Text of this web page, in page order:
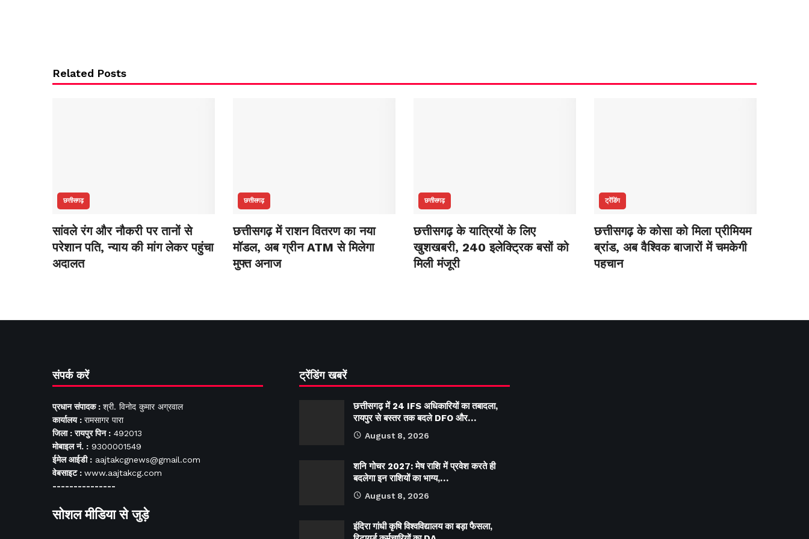
Related Posts
छत्तीसगढ़
सांवले रंग और नौकरी पर तानों से
परेशान पति, न्याय की मांग लेकर पहुंचा
अदालत
छत्तीसगढ़
छत्तीसगढ़ में राशन वितरण का नया
मॉडल, अब ग्रीन ATM से मिलेगा
मुफ्त अनाज
छत्तीसगढ़
छत्तीसगढ़ के यात्रियों के लिए
खुशखबरी, 240 इलेक्ट्रिक बसों को
मिली मंजूरी
ट्रेंडिंग
छत्तीसगढ़ के कोसा को मिला प्रीमियम
ब्रांड, अब वैश्विक बाजारों में चमकेगी
पहचान
संपर्क करें
प्रधान संपादक : श्री. विनोद कुमार अग्रवाल
कार्यालय : रामसागर पारा
जिला : रायपुर पिन : 492013
मोबाइल नं. : 9300001549
ईमेल आईडी : aajtakcgnews@gmail.com
वेबसाइट : www.aajtakcg.com
---------------
सोशल मीडिया से जुड़े
ट्रेंडिंग खबरें
छत्तीसगढ़ में 24 IFS अधिकारियों का तबादला,
रायपुर से बस्तर तक बदले DFO और…
August 8, 2026
शनि गोचर 2027: मेष राशि में प्रवेश करते ही
बदलेगा इन राशियों का भाग्य,…
August 8, 2026
इंदिरा गांधी कृषि विश्वविद्यालय का बड़ा फैसला,